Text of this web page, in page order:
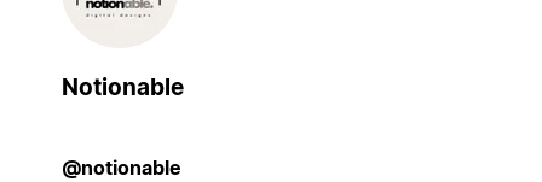
Notionable
@notionable